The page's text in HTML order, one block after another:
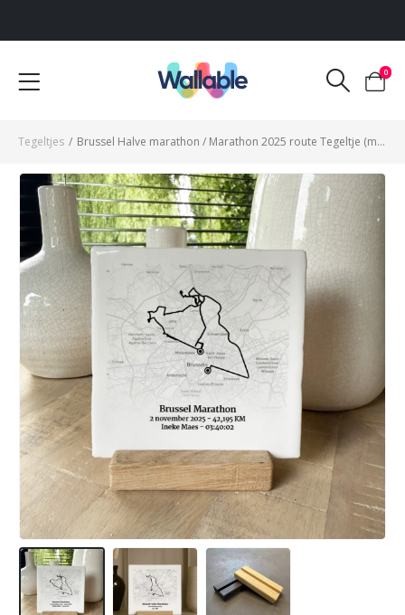
Voor 12:00 uur besteld, dezelfde werkdag verzonden
0
Tegeltjes / Brussel Halve marathon / Marathon 2025 route Tegeltje (met naam)